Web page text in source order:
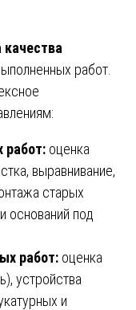
качества
работ.
работ: оценка
выравнивание,
старых
оснований под
работ: оценка
устройства
и